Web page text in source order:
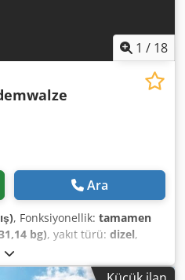
1 / 18
Ara
, Fonksiyonellik: tamamen
bg), yakıt türü: dizel,
HD12 VO titreşimli tandem